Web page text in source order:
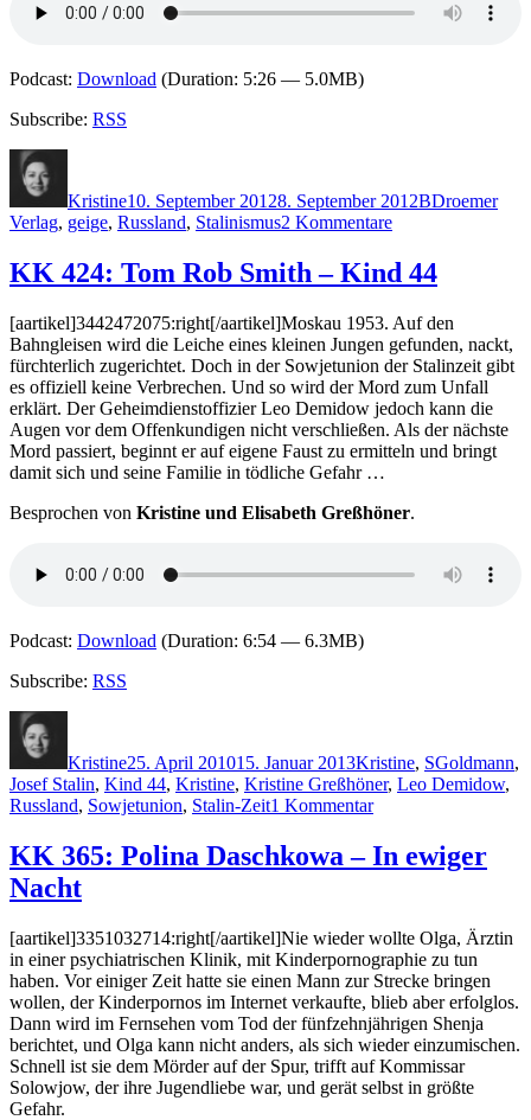
Podcast: Download (Duration: 5:26 — 5.0MB)
Subscribe: RSS
Kristine10. September 20128. September 2012BDroemer
Verlag, geige, Russland, Stalinismus2 Kommentarezu
Borrmann
–
Geiger
KK 424: Tom Rob Smith – Kind 44
[aartikel]3442472075:right[/aartikel]Moskau 1953. Auf den
Bahngleisen wird die Leiche eines kleinen Jungen gefunden, nackt,
fürchterlich zugerichtet. Doch in der Sowjetunion der Stalinzeit gibt
es offiziell keine Verbrechen. Und so wird der Mord zum Unfall
erklärt. Der Geheimdienstoffizier Leo Demidow jedoch kann die
Augen vor dem Offenkundigen nicht verschließen. Als der nächste
Mord passiert, beginnt er auf eigene Faust zu ermitteln und bringt
damit sich und seine Familie in tödliche Gefahr …
Besprochen von Kristine und Elisabeth Greßhöner.
Podcast: Download (Duration: 6:54 — 6.3MB)
Subscribe: RSS
Kristine25. April 201015. Januar 2013Kristine, SGoldmann,
Josef Stalin, Kind 44, Kristine, Kristine Greßhöner, Leo Demidow,
Russland, Sowjetunion, Stalin-Zeit1 Kommentarzu
424:
Tom
–
Kind
44
KK 365: Polina Daschkowa – In ewiger
Nacht
[aartikel]3351032714:right[/aartikel]Nie wieder wollte Olga, Ärztin
in einer psychiatrischen Klinik, mit Kinderpornographie zu tun
haben. Vor einiger Zeit hatte sie einen Mann zur Strecke bringen
wollen, der Kinderpornos im Internet verkaufte, blieb aber erfolglos.
Dann wird im Fernsehen vom Tod der fünfzehnjährigen Shenja
berichtet, und Olga kann nicht anders, als sich wieder einzumischen.
Schnell ist sie dem Mörder auf der Spur, trifft auf Kommissar
Solowjow, der ihre Jugendliebe war, und gerät selbst in größte
Gefahr.